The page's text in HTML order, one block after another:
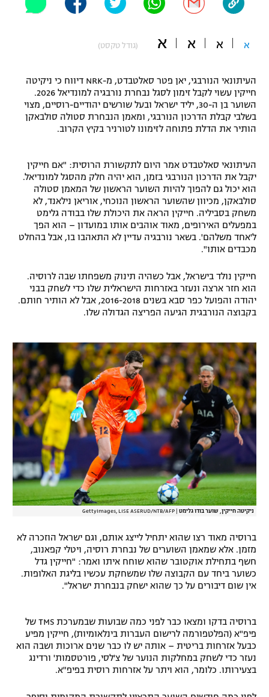
"מחצית בשכונה" – פודקאסט
תקנון משתתפים וזוכים בפרסים
תקנון עבור פעילות אלקטרה
טניס
תנאי שימוש
מדיניות פרטיות
רשיון להקרנה פומבית לבית עסק
הצטרפות לחבילת הערוצים
לוח דרושים – ג'ובנט
תגיות
המגזין
כדורמים
פוטבול אמריקאי NFL
ספורט אתגרי ואקסטרים
אומנויות לחימה
גיימינג E-Sports
א א א א (גודל טקסט)
העיתונאי הנורבגי, יאן פטר סאלטבדט, מ-NRK דיווח כי ניקיטה
חייקין עשוי לקבל זימון לסגל נבחרת נורבגיה למונדיאל 2026.
השוער בן ה-30, יליד ישראל ובעל שורשים יהודיים-רוסיים, מצוי
בשלבי קבלת הדרכון הנורבגי, ומאמן הנבחרת סטולה סולבאקן
הותיר את הדלת פתוחה לזימונו לטורניר בקיץ הקרוב.
העיתונאי סאלטבדט אמר היום לתקשורת הרוסית: "אם חייקין
יקבל את הדרכון הנורבגי בזמן, הוא יהיה חלק מהסגל למונדיאל.
הוא יכול גם להפוך להיות השוער הראשון של המאמן סטולה
סולבאקן, מכיוון שהשוער הראשון הנוכחי, אוריאן נילאנד, לא
משחק בסביליה. חייקין הראה את היכולת שלו בבודה גלימט
במפעלים האירופים, מאוד אוהבים אותו במועדון – הוא הפך
ל'אחד משלהם'. בשאר נורבגיה עדיין לא התאהבו בו, אבל בהחלט
מכבדים אותו".
חייקין נולד בישראל, אבל כשהיה תינוק משפחתו שבה לרוסיה.
הוא חזר ארצה ונעזר באזרחות הישראלית שלו כדי לשחק בבני
יהודה והפועל כפר סבא בשנים 2016-2018, אבל לא הותיר חותם.
בקבוצה הנורבגית הגיעה הפריצה הגדולה שלו.
ניקיטה חייקין, שוער בודו גלימט GettyImages, LISE ASERUD/NTB/AFP
ברוסיה מאוד רצו שהוא יתחיל לייצג אותם, וגם ישראל הוזכרה לא
מזמן. אלא שמאמן השוערים של נבחרת רוסיה, ויטלי קפאנוב,
חשף בתחילת אוקטובר שהוא שוחח איתו ואמר: "חייקין גדל
כשוער ביחד עם הקבוצה שלו שמשחקת עכשיו בליגת האלופות.
אין שום דיבורים על כך שהוא ישחק בנבחרת ישראל".
ברוסיה בדקו ומצאו כבר לפני כמה שבועות שבמערכת TMS של
פיפ"א (הפלטפורמה לרישום העברות בינלאומיות), חייקין מפיע
כבעל אזרחות בריטית – אותה יש לו כבר שנים ארוכות ושבה הוא
נעזר כדי לשחק במחלקות הנוער של צ'לסי, פורטסמות' ורדינג
בצעירותו. כלומר, הוא ויתר על אזרחות רוסית בפיפ"א.